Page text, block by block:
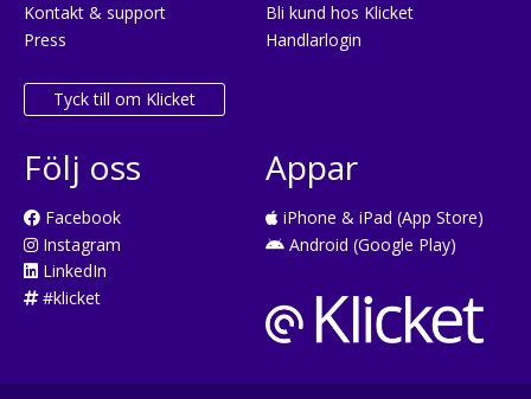
Kontakt & support
Press
Tyck till om Klicket
Bli kund hos Klicket
Handlarlogin
Följ oss
Facebook
Instagram
LinkedIn
#klicket
Appar
iPhone & iPad (App Store)
Android (Google Play)